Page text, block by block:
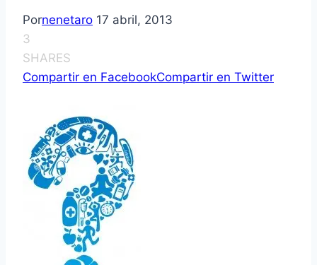
Pornenetaro 17 abril, 2013
3
SHARES
Compartir en FacebookCompartir en Twitter